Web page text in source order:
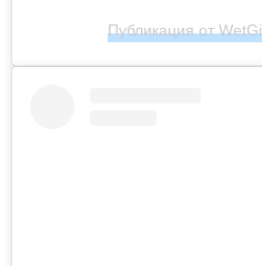
Публикация от